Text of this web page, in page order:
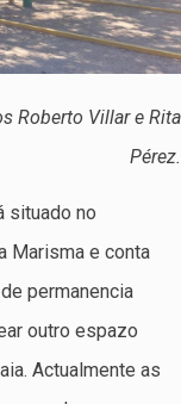
Roberto Villar e Rita
Pérez.
situado no
Marisma e conta
permanencia
outro espazo
Actualmente as